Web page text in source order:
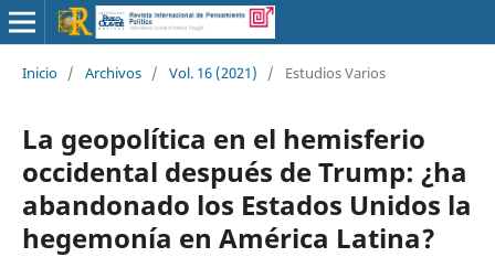
Inicio / Archivos / Vol. 16 (2021) / Estudios Varios
La geopolítica en el hemisferio
occidental después de Trump: ¿ha
abandonado los Estados Unidos la
hegemonía en América Latina?